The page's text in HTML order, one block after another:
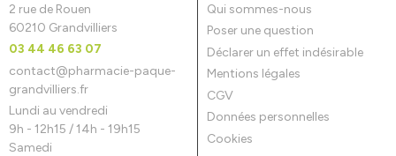
2 rue de Rouen
60210 Grandvilliers
03 44 46 63 07
contact@pharmacie-paque-
grandvilliers.fr
Lundi au vendredi
9h - 12h15 / 14h - 19h15
Samedi
Qui sommes-nous
Poser une question
Déclarer un effet indésirable
Mentions légales
CGV
Données personnelles
Cookies